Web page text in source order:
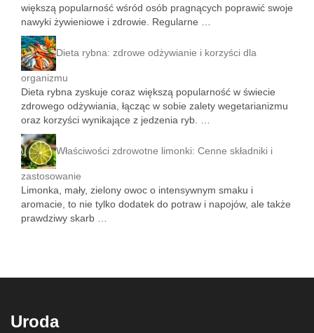
większą popularność wśród osób pragnących poprawić swoje
nawyki żywieniowe i zdrowie. Regularne …
Dieta rybna: zdrowe odżywianie i korzyści dla
organizmu
Dieta rybna zyskuje coraz większą popularność w świecie
zdrowego odżywiania, łącząc w sobie zalety wegetarianizmu
oraz korzyści wynikające z jedzenia ryb. …
Właściwości zdrowotne limonki: Cenne składniki i
zastosowanie
Limonka, mały, zielony owoc o intensywnym smaku i
aromacie, to nie tylko dodatek do potraw i napojów, ale także
prawdziwy skarb …
Uroda